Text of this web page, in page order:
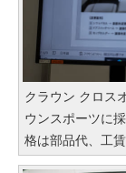
クラウン クロス
ウンスポーツに
格は部品代、工